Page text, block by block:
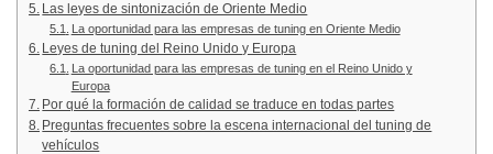
Las leyes de sintonización de Oriente Medio
La oportunidad para las empresas de tuning en Oriente Medio
Leyes de tuning del Reino Unido y Europa
La oportunidad para las empresas de tuning en el Reino Unido y
Europa
Por qué la formación de calidad se traduce en todas partes
Preguntas frecuentes sobre la escena internacional del tuning de
vehículos